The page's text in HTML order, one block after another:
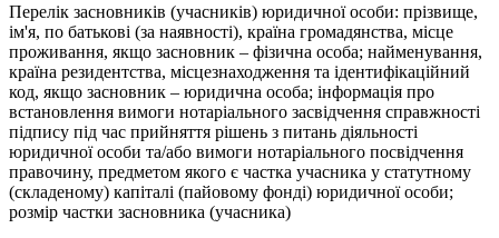
Перелік засновників (учасників) юридичної особи: прізвище,
ім'я, по батькові (за наявності), країна громадянства, місце
проживання, якщо засновник – фізична особа; найменування,
країна резидентства, місцезнаходження та ідентифікаційний
код, якщо засновник – юридична особа; інформація про
встановлення вимоги нотаріального засвідчення справжності
підпису під час прийняття рішень з питань діяльності
юридичної особи та/або вимоги нотаріального посвідчення
правочину, предметом якого є частка учасника у статутному
(складеному) капіталі (пайовому фонді) юридичної особи;
розмір частки засновника (учасника)